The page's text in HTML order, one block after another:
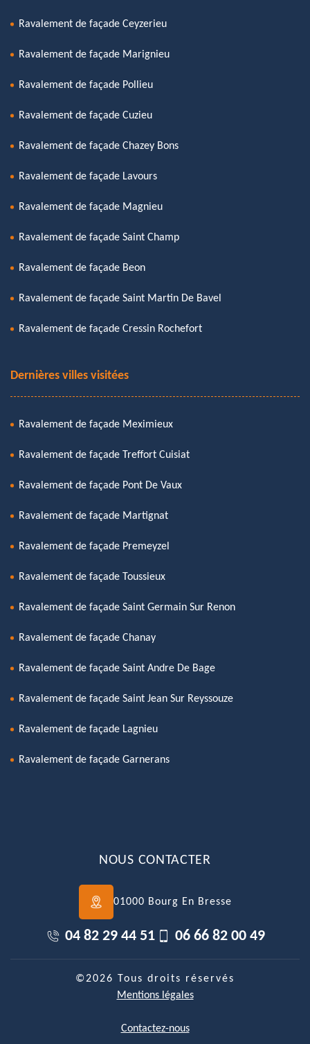
Ravalement de façade Ceyzerieu
Ravalement de façade Marignieu
Ravalement de façade Pollieu
Ravalement de façade Cuzieu
Ravalement de façade Chazey Bons
Ravalement de façade Lavours
Ravalement de façade Magnieu
Ravalement de façade Saint Champ
Ravalement de façade Beon
Ravalement de façade Saint Martin De Bavel
Ravalement de façade Cressin Rochefort
Dernières villes visitées
Ravalement de façade Meximieux
Ravalement de façade Treffort Cuisiat
Ravalement de façade Pont De Vaux
Ravalement de façade Martignat
Ravalement de façade Premeyzel
Ravalement de façade Toussieux
Ravalement de façade Saint Germain Sur Renon
Ravalement de façade Chanay
Ravalement de façade Saint Andre De Bage
Ravalement de façade Saint Jean Sur Reyssouze
Ravalement de façade Lagnieu
Ravalement de façade Garnerans
NOUS CONTACTER
01000 Bourg En Bresse
04 82 29 44 51 06 66 82 00 49
©2026 Tous droits réservés
Mentions légales
Contactez-nous